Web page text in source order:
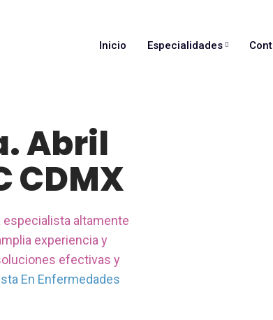
Inicio Especialidades
Abril
CDMX
especialista altamente
experiencia y
efectivas y
En Enfermedades